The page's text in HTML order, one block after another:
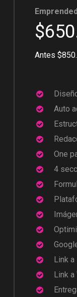
Antes
Auto
One
4
Link a
Link a